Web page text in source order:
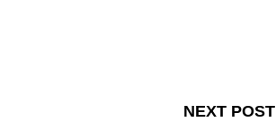
NEXT POST